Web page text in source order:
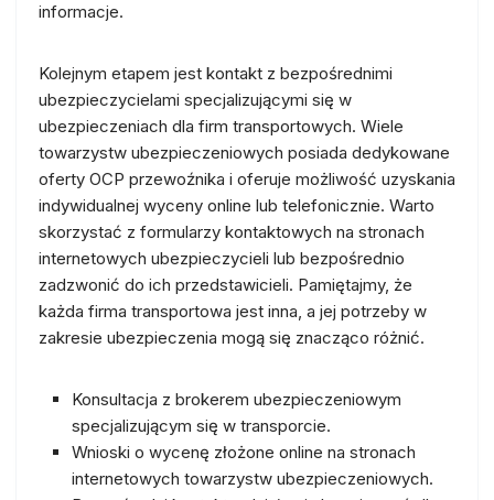
informacje.
Kolejnym etapem jest kontakt z bezpośrednimi
ubezpieczycielami specjalizującymi się w
ubezpieczeniach dla firm transportowych. Wiele
towarzystw ubezpieczeniowych posiada dedykowane
oferty OCP przewoźnika i oferuje możliwość uzyskania
indywidualnej wyceny online lub telefonicznie. Warto
skorzystać z formularzy kontaktowych na stronach
internetowych ubezpieczycieli lub bezpośrednio
zadzwonić do ich przedstawicieli. Pamiętajmy, że
każda firma transportowa jest inna, a jej potrzeby w
zakresie ubezpieczenia mogą się znacząco różnić.
Konsultacja z brokerem ubezpieczeniowym
specjalizującym się w transporcie.
Wnioski o wycenę złożone online na stronach
internetowych towarzystw ubezpieczeniowych.